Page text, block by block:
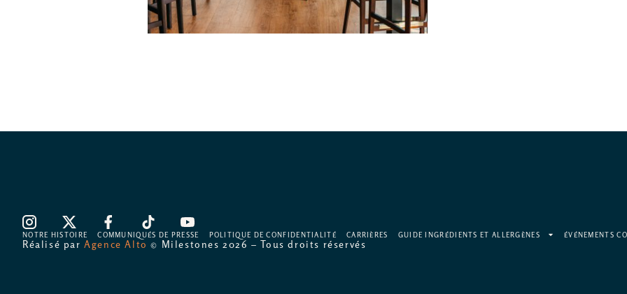
NOTRE HISTOIRE COMMUNIQUÉS DE PRESSE POLITIQUE DE CONFIDENTIALITÉ CARRIÈRES GUIDE INGRÉDIENTS ET ALLERGÈNES ÉVÉNEMENTS
Réalisé parAgence Alto © Milestones 2026 – Tous droits réservés